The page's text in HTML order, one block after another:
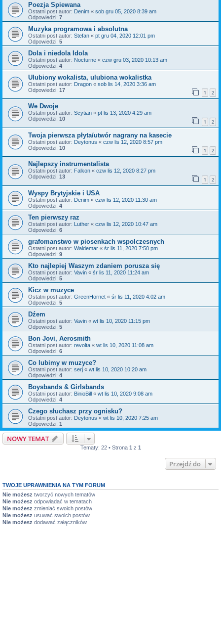
Poezja Spiewana
Ostatni post autor: Denim « sob gru 05, 2020 8:39 am
Odpowiedzi: 7
Muzyka programowa i absolutna
Ostatni post autor: Stefan « pt gru 04, 2020 12:01 pm
Odpowiedzi: 5
Dola i niedola Idola
Ostatni post autor: Nocturne « czw gru 03, 2020 10:13 am
Odpowiedzi: 4
Ulubiony wokalista, ulubiona wokalistka
Ostatni post autor: Dragon « sob lis 14, 2020 3:36 am
Odpowiedzi: 17 1 2
We Dwoje
Ostatni post autor: Scytian « pt lis 13, 2020 4:29 am
Odpowiedzi: 10 1 2
Twoja pierwsza płyta/utwór nagrany na kasecie
Ostatni post autor: Deytonus « czw lis 12, 2020 8:57 pm
Odpowiedzi: 10 1 2
Najlepszy instrumentalista
Ostatni post autor: Falkon « czw lis 12, 2020 8:27 pm
Odpowiedzi: 13 1 2
Wyspy Brytyjskie i USA
Ostatni post autor: Denim « czw lis 12, 2020 11:30 am
Odpowiedzi: 4
Ten pierwszy raz
Ostatni post autor: Luther « czw lis 12, 2020 10:47 am
Odpowiedzi: 6
grafomanstwo w piosenkach wspolczesnych
Ostatni post autor: Waldemar « śr lis 11, 2020 7:50 pm
Odpowiedzi: 9
Kto najlepiej Waszym zdaniem porusza się
Ostatni post autor: Vavin « śr lis 11, 2020 11:24 am
Odpowiedzi: 5
Kicz w muzyce
Ostatni post autor: GreenHornet « śr lis 11, 2020 4:02 am
Odpowiedzi: 5
Dźem
Ostatni post autor: Vavin « wt lis 10, 2020 11:15 pm
Odpowiedzi: 5
Bon Jovi, Aerosmith
Ostatni post autor: revolta « wt lis 10, 2020 11:08 am
Odpowiedzi: 6
Co lubimy w muzyce?
Ostatni post autor: serj « wt lis 10, 2020 10:20 am
Odpowiedzi: 4
Boysbands & Girlsbands
Ostatni post autor: BinioBill « wt lis 10, 2020 9:08 am
Odpowiedzi: 4
Czego słuchasz przy ognisku?
Ostatni post autor: Deytonus « wt lis 10, 2020 7:25 am
Odpowiedzi: 1
NOWY TEMAT
Tematy: 22 • Strona 1 z 1
Przejdź do
TWOJE UPRAWNIENIA NA TYM FORUM
Nie możesz tworzyć nowych tematów
Nie możesz odpowiadać w tematach
Nie możesz zmieniać swoich postów
Nie możesz usuwać swoich postów
Nie możesz dodawać załączników